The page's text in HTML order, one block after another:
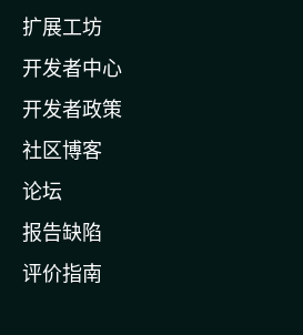
a
主
页
扩展工坊
开发者中心
开发者政策
社区博客
论坛
报告缺陷
评价指南